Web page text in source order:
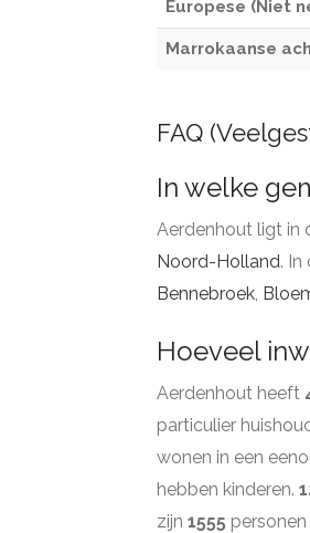
Europese (Niet
Marrokaanse
FAQ
In welke
Aerdenhout ligt in
Noord-Holland.
Bennebroek,
Hoeveel
Aerdenhout heeft
particulier
wonen in een
hebben kinderen.
zijn 1555